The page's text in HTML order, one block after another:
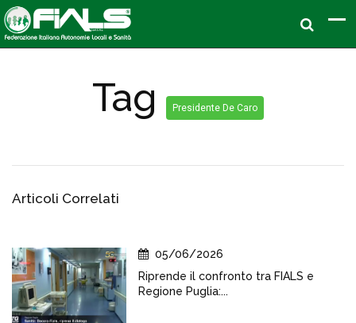
Tag Presidente De Caro
Articoli Correlati
05/06/2026
Riprende il confronto tra FIALS e
Regione Puglia:...